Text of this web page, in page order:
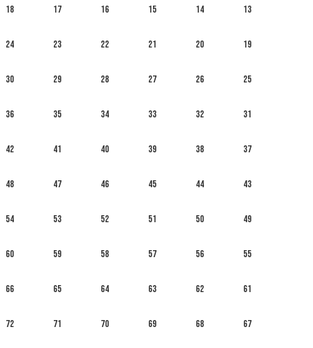
13
14
15
16
17
18
19
20
21
22
23
24
25
26
27
28
29
30
31
32
33
34
35
36
37
38
39
40
41
42
43
44
45
46
47
48
49
50
51
52
53
54
55
56
57
58
59
60
61
62
63
64
65
66
67
68
69
70
71
72